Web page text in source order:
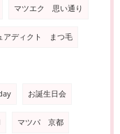
マツエク 思い通り
アディクト まつ毛
お誕生日会
マツパ 京都